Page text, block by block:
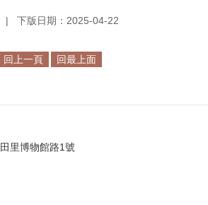
下版日期：2025-04-22
回上一頁 回最上面
里博物館路1號